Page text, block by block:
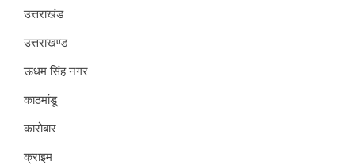
उत्तराखंड
उत्तराखण्ड
ऊधम सिंह नगर
काठमांडू
कारोबार
क्राइम